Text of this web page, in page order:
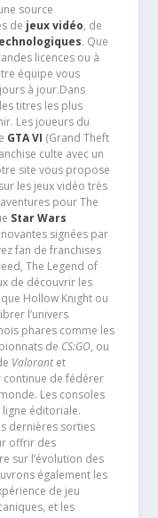
source
de jeux vidéo, de
. Que
licences ou à
équipe vous
à jour.Dans
titres les plus
Les joueurs du
GTA VI (Grand Theft
culte avec un
site vous propose
les jeux vidéo très
pour The
Star Wars
signées par
fan de franchises
The Legend of
de découvrir les
Hollow Knight ou
l’univers
phares comme les
de CS:GO, ou
Valorantet
continue de fédérer
Les consoles
éditoriale.
dernières sorties
offrir des
sur l’évolution des
également les
de jeu
et les